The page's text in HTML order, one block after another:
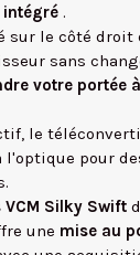
intégré .
sur le côté
sans
votre portée
le
pour
Silky Swift
une mise au